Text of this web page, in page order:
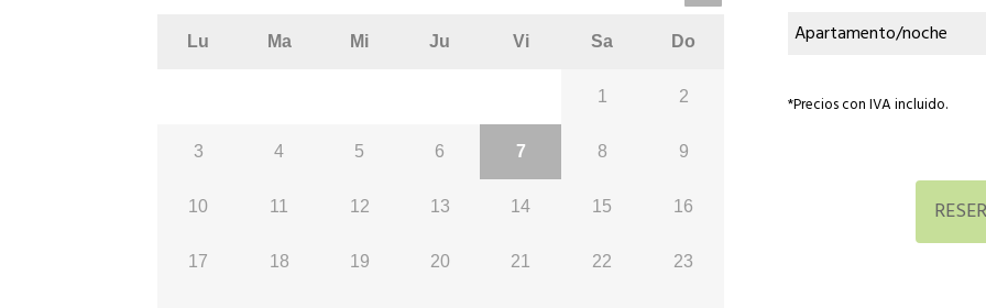
Apartamento/noche
*Precios con IVA incluido.